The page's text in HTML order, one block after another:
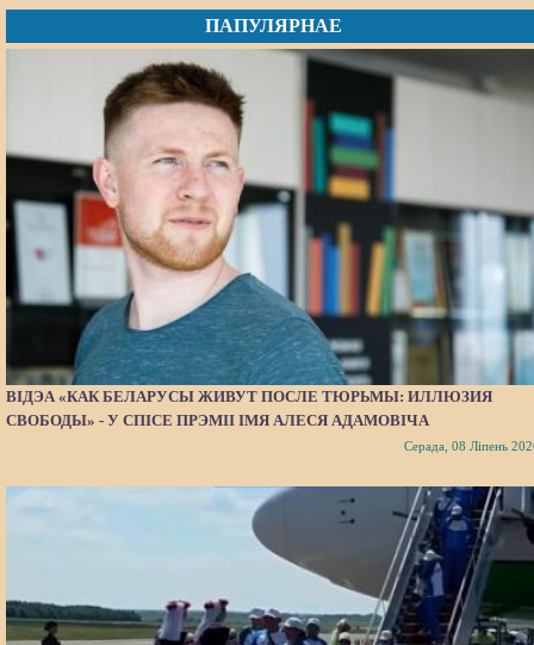
ПАПУЛЯРНАЕ
ВІДЭА «КАК БЕЛАРУСЫ ЖИВУТ ПОСЛЕ ТЮРЬМЫ: ИЛЛЮЗИЯ
СВОБОДЫ» - У СПІСЕ ПРЭМІІ ІМЯ АЛЕСЯ АДАМОВІЧА
Серада, 08 Ліпень